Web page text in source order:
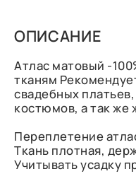
ОПИСАНИЕ
Атлас матовый -
тканям
свадебных
костюмов, а так же
Переплетение
Ткань плотная,
Учитывать усадку